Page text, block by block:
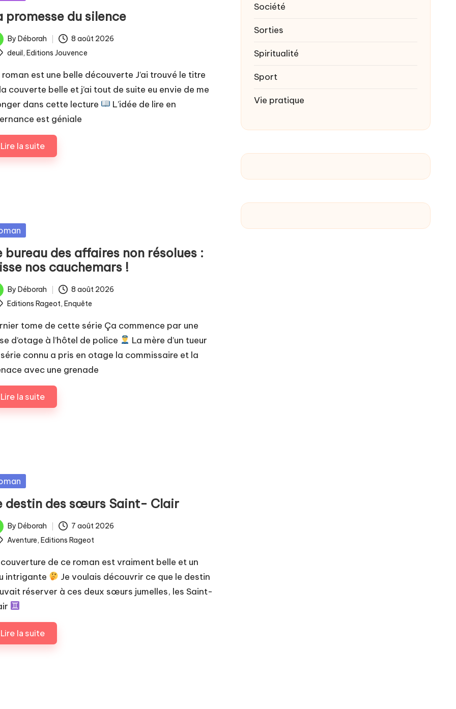
promesse du silence
By Déborah 8 août 2026
deuil, Editions Jouvence
roman est une belle découverte J’ai trouvé le titre
couverte belle et j’ai tout de suite eu envie de me
dans cette lecture
L’idée de lire en
est géniale
Lire la suite
bureau des affaires non résolues :
nos cauchemars !
By Déborah 8 août 2026
Editions Rageot, Enquête
tome de cette série Ça commence par une
d’otage à l’hôtel de police
La mère d’un tueur
connu a pris en otage la commissaire et la
avec une grenade
Lire la suite
destin des sœurs Saint- Clair
By Déborah 7 août 2026
Aventure, Editions Rageot
de ce roman est vraiment belle et un
intrigante
Je voulais découvrir ce que le destin
réserver à ces deux sœurs jumelles, les Saint-
Lire la suite
Société
Sorties
Spiritualité
Sport
Vie pratique